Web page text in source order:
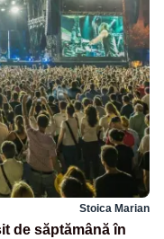
Stoica Marian
de săptămână în